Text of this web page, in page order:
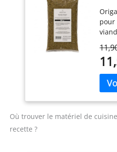
pour
Où trouver le matériel de
recette ?